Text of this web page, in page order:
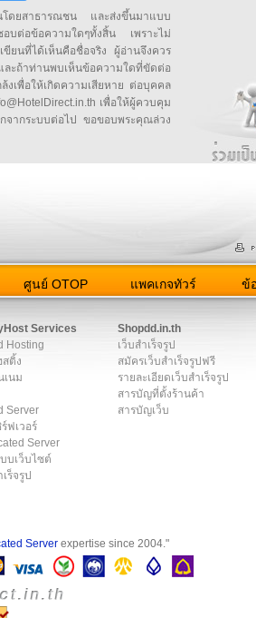
โดยสาธารณชน และส่งขึ้นมาแบบ
ต่อข้อความใดๆทั้งสิ้น เพราะไม่
ขียนที่ได้เห็นคือชื่อจริง ผู้อ่านจึงควร
าท่านพบเห็นข้อความใดที่ขัดต่อ
งเพื่อให้เกิดความเสียหาย ต่อบุคคล
เพื่อให้ผู้ควบคุม
จากระบบต่อไป ขอขอบพระคุณล่วง
ศูนย์ OTOP แพคเกจทัวร์ ข้
Services
Hosting
สติ้ง
เนม
Server
ร์ฟเวอร์
Server
บเว็บไซต์
ร็จรูป
Shopdd.in.th
เว็บสำเร็จรูป
สมัครเว็บสำเร็จรูปฟรี
รายละเอียดเว็บสำเร็จรูป
สารบัญที่ตั้งร้านค้า
สารบัญเว็บ
Serverexpertise since 2004."